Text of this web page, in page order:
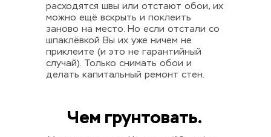
расходятся швы или отстают обои, их
можно ещё вскрыть и поклеить
заново на место. Но если отстали со
шпаклёвкой Вы их уже ничем не
приклеите (и это не гарантийный
случай). Только снимать обои и
делать капитальный ремонт стен.
Чем грунтовать.